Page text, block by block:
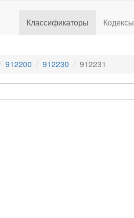
Классификаторы Кодексы
912200 912230 912231